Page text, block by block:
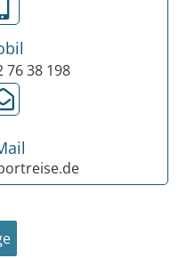
76 38 198